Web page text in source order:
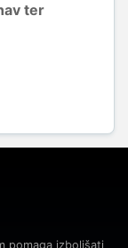
ter
pomaga izboljšati